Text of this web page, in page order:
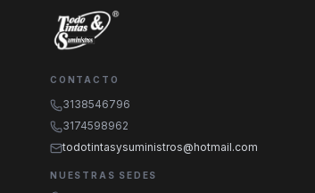
CONTACTO
3138546796
3174598962
todotintasysuministros@hotmail.com
NUESTRAS SEDES